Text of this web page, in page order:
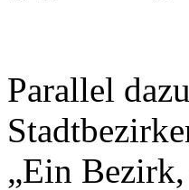
Parallel
„Ein